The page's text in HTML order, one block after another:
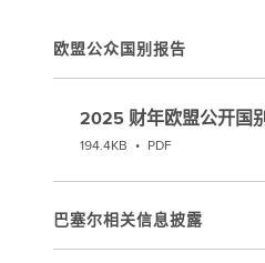
欧盟公众国别报告
2025 财年欧盟公开国
194.4KB • PDF
巴塞尔相关信息披露